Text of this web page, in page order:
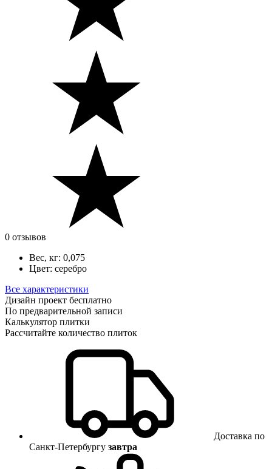
0 отзывов
Вес, кг: 0,075
Цвет: серебро
Все характеристики
Дизайн проект бесплатно
По предварительной записи
Калькулятор плитки
Рассчитайте количество плиток
Доставка по
Санкт-Петербургу завтра